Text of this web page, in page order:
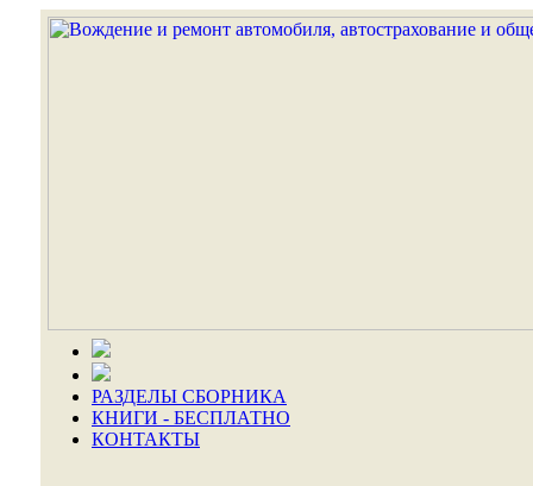
РАЗДЕЛЫ СБОРНИКА
КНИГИ - БЕСПЛАТНО
КОНТАКТЫ